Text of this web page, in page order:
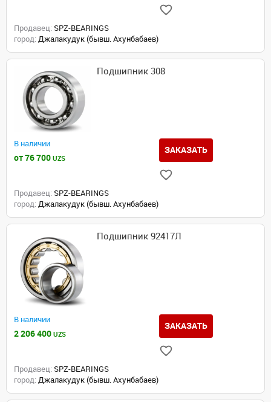
Продавец: SPZ-BEARINGS
город: Джалакудук (бывш. Ахунбабаев)
Подшипник 308
В наличии
от 76 700 UZS
ЗАКАЗАТЬ
Продавец: SPZ-BEARINGS
город: Джалакудук (бывш. Ахунбабаев)
Подшипник 92417Л
В наличии
2 206 400 UZS
ЗАКАЗАТЬ
Продавец: SPZ-BEARINGS
город: Джалакудук (бывш. Ахунбабаев)